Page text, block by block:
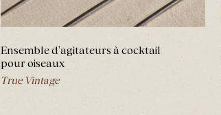
Ensemble d'agitateurs à cocktail
pour oiseaux
True Vintage